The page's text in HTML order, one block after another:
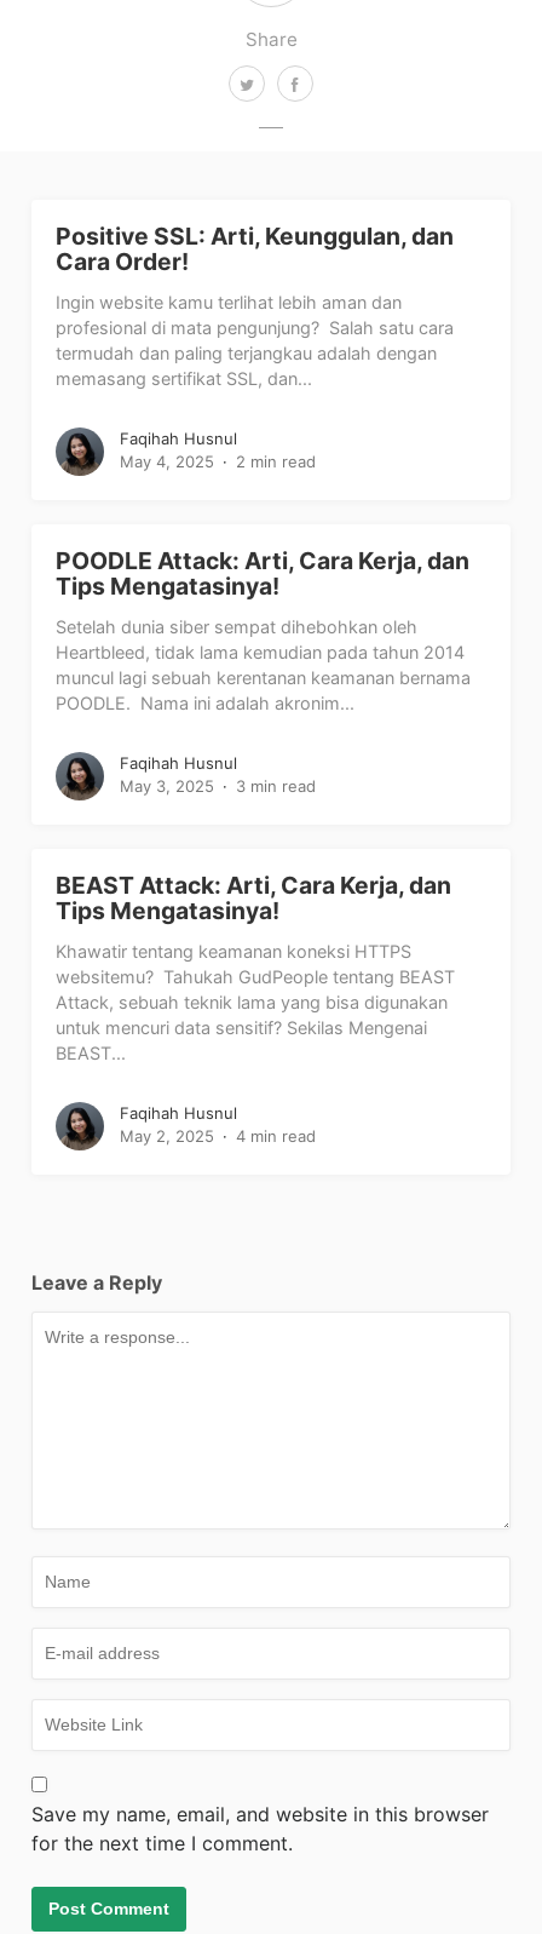
Share
Positive SSL: Arti, Keunggulan, dan
Cara Order!
Ingin website kamu terlihat lebih aman dan
profesional di mata pengunjung? Salah satu cara
termudah dan paling terjangkau adalah dengan
memasang sertifikat SSL, dan...
Faqihah Husnul
May 4, 2025
2 min read
POODLE Attack: Arti, Cara Kerja, dan
Tips Mengatasinya!
Setelah dunia siber sempat dihebohkan oleh
Heartbleed, tidak lama kemudian pada tahun 2014
muncul lagi sebuah kerentanan keamanan bernama
POODLE. Nama ini adalah akronim...
Faqihah Husnul
May 3, 2025
3 min read
BEAST Attack: Arti, Cara Kerja, dan
Tips Mengatasinya!
Khawatir tentang keamanan koneksi HTTPS
websitemu? Tahukah GudPeople tentang BEAST
Attack, sebuah teknik lama yang bisa digunakan
untuk mencuri data sensitif? Sekilas Mengenai
BEAST...
Faqihah Husnul
May 2, 2025
4 min read
Leave a Reply
Save my name, email, and website in this browser
for the next time I comment.